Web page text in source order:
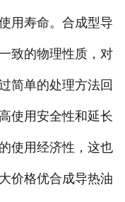
用寿命。合成型导
致的物理性质，对
简单的处理方法回
使用安全性和延长
使用经济性，这也
价格优合成导热油